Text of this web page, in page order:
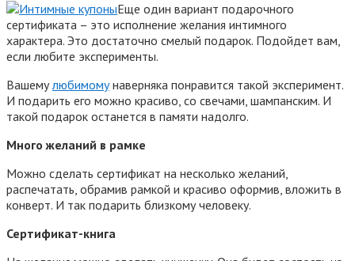
Еще один вариант подарочного
сертификата – это исполнение желания интимного
характера. Это достаточно смелый подарок. Подойдет вам,
если любите эксперименты.
Вашемулюбимомунаверняка понравится такой эксперимент.
И подарить его можно красиво, со свечами, шампанским. И
такой подарок останется в памяти надолго.
Много желаний в рамке
Можно сделать сертификат на несколько желаний,
распечатать, обрамив рамкой и красиво оформив, вложить в
конверт. И так подарить близкому человеку.
Сертификат-книга